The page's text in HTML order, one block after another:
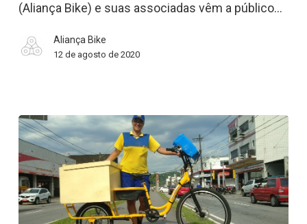
mercado
bicicletas
(Aliança Bike) e suas associadas vêm a público…
Aliança Bike
12 de agosto de 2020